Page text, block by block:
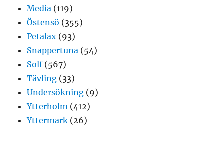
Media (119)
Östensö (355)
Petalax (93)
Snappertuna (54)
Solf(567)
Tävling (33)
Undersökning (9)
Ytterholm (412)
Yttermark (26)